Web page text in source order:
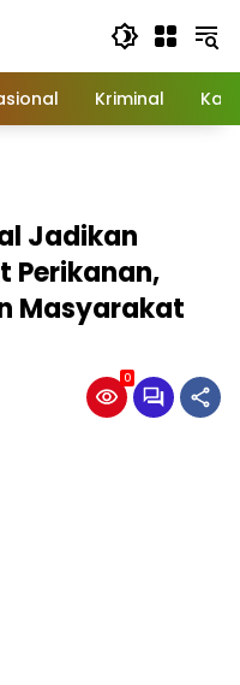
Kriminal
Jadikan
Perikanan,
Masyarakat
0